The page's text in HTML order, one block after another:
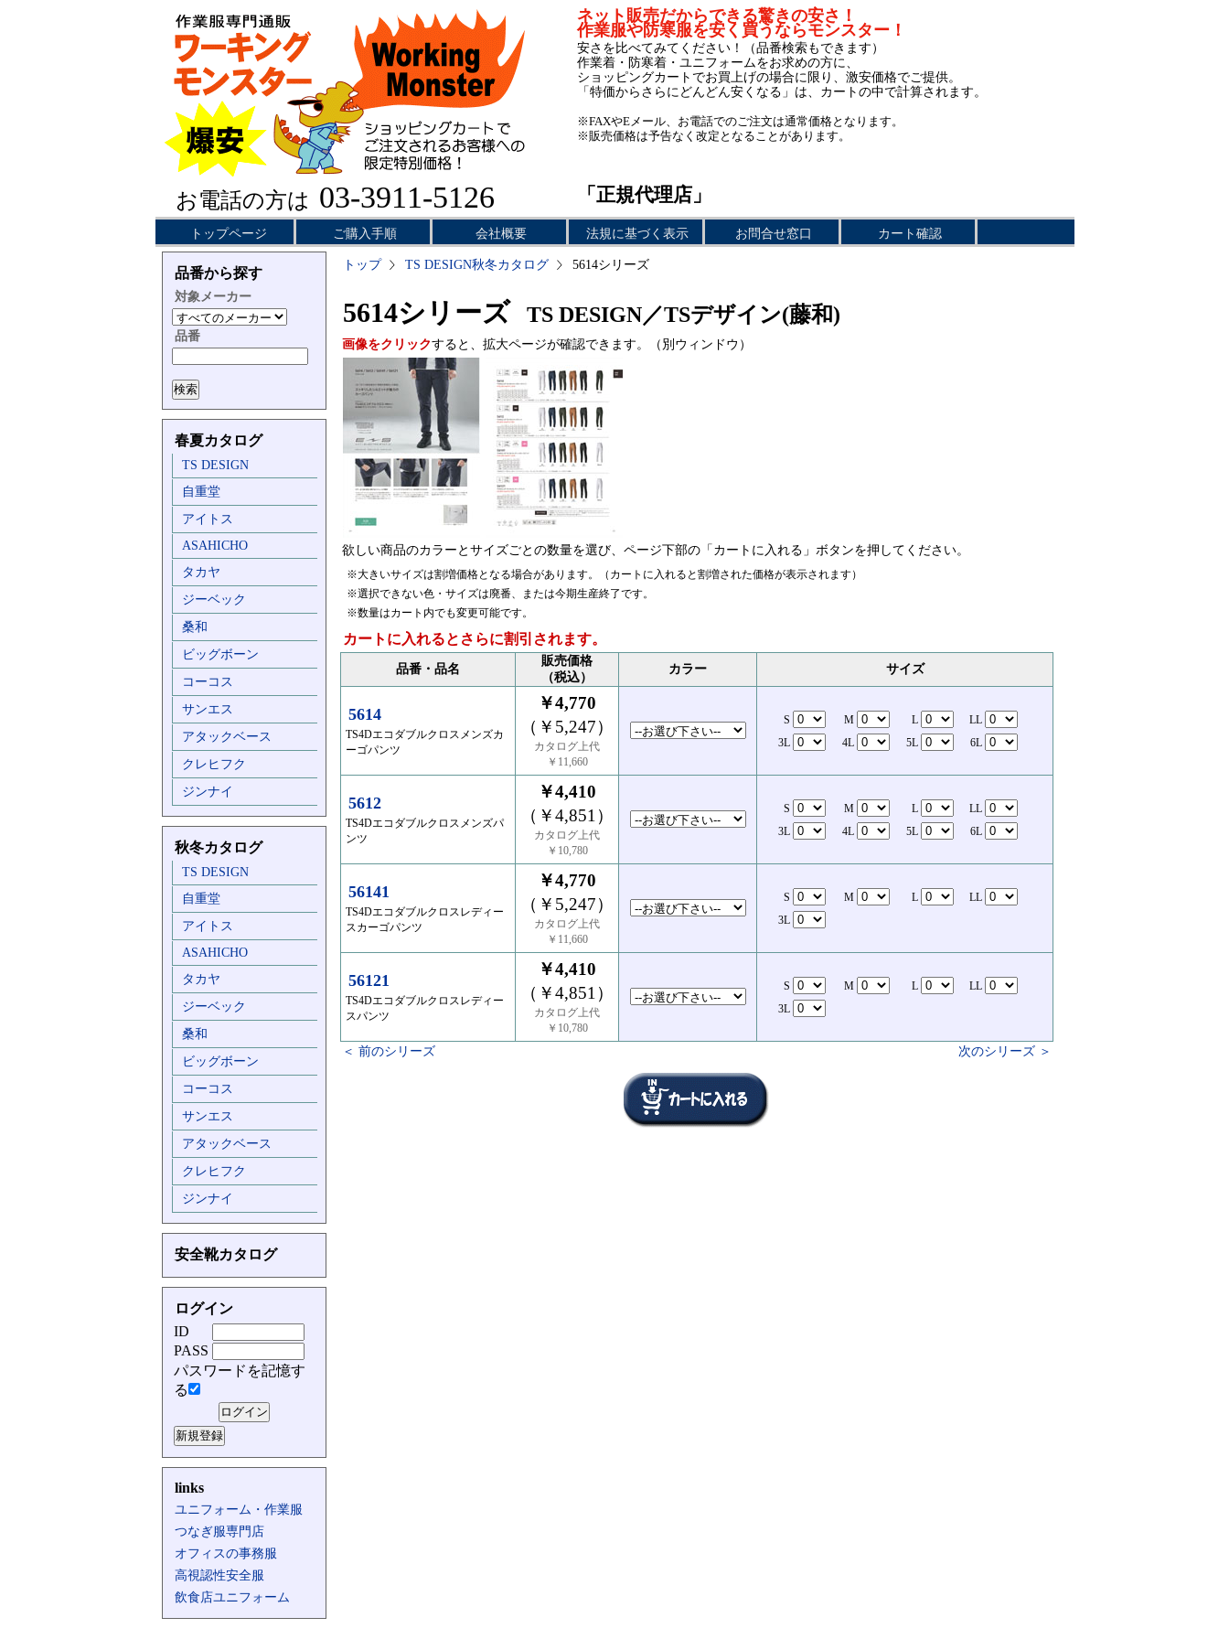
お電話の方は 03-3911-5126
ネット販売だからできる驚きの安さ！
作業服や防寒服を安く買うならモンスター！
安さを比べてみてください！（品番検索もできます）
作業着・防寒着・ユニフォームをお求めの方に、
ショッピングカートでお買上げの場合に限り、激安価格でご提供。
「特価からさらにどんどん安くなる」は、カートの中で計算されます。
※FAXやEメール、お電話でのご注文は通常価格となります。
※販売価格は予告なく改定となることがあります。
「正規代理店」
トップページ ご購入手順 会社概要 法規に基づく表示 お問合せ窓口 カート確認
品番から探す
対象メーカー
品番
春夏カタログ
TS DESIGN
自重堂
アイトス
ASAHICHO
タカヤ
ジーベック
桑和
ビッグボーン
コーコス
サンエス
アタックベース
クレヒフク
ジンナイ
秋冬カタログ
TS DESIGN
自重堂
アイトス
ASAHICHO
タカヤ
ジーベック
桑和
ビッグボーン
コーコス
サンエス
アタックベース
クレヒフク
ジンナイ
安全靴カタログ
ログイン
ID
PASS
パスワードを記憶す
る
links
ユニフォーム・作業服
つなぎ服専門店
オフィスの事務服
高視認性安全服
飲食店ユニフォーム
トップ TS DESIGN秋冬カタログ 5614シリーズ
5614シリーズ TS DESIGN／TSデザイン(藤和)
画像をクリックすると、拡大ページが確認できます。（別ウィンドウ）
欲しい商品のカラーとサイズごとの数量を選び、ページ下部の「カートに入れる」ボタンを押してください。
※大きいサイズは割増価格となる場合があります。（カートに入れると割増された価格が表示されます）
※選択できない色・サイズは廃番、または今期生産終了です。
※数量はカート内でも変更可能です。
カートに入れるとさらに割引されます。
品番・品名
販売価格
（税込）
カラー サイズ
5614
TS4Dエコダブルクロスメンズカ
ーゴパンツ
￥4,770
（￥5,247）
カタログ上代
￥11,660
S M L
LL
3L
4L 5L 6L
5612
TS4Dエコダブルクロスメンズパ
ンツ
￥4,410
（￥4,851）
カタログ上代
￥10,780
S M L
LL
3L
4L 5L 6L
56141
TS4Dエコダブルクロスレディー
スカーゴパンツ
￥4,770
（￥5,247）
カタログ上代
￥11,660
S M L
LL
3L
56121
TS4Dエコダブルクロスレディー
スパンツ
￥4,410
（￥4,851）
カタログ上代
￥10,780
S M L
LL
3L
＜ 前のシリーズ 次のシリーズ ＞